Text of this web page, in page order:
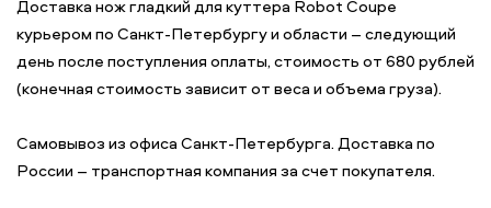
Доставка нож гладкий для куттера Robot Coupe
курьером по Санкт-Петербургу и области – следующий
день после поступления оплаты, стоимость от 680 рублей
(конечная стоимость зависит от веса и объема груза).
Самовывоз из офиса Санкт-Петербурга. Доставка по
России – транспортная компания за счет покупателя.